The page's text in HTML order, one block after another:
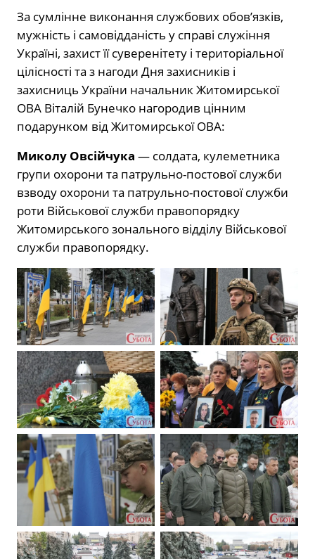
За сумлінне виконання службових обов’язків,
мужність і самовідданість у справі служіння
Україні, захист її суверенітету і територіальної
цілісності та з нагоди Дня захисників і
захисниць України начальник Житомирської
ОВА Віталій Бунечко нагородив цінним
подарунком від Житомирської ОВА:
Миколу Овсійчука — солдата, кулеметника
групи охорони та патрульно-постової служби
взводу охорони та патрульно-постової служби
роти Військової служби правопорядку
Житомирського зонального відділу Військової
служби правопорядку.